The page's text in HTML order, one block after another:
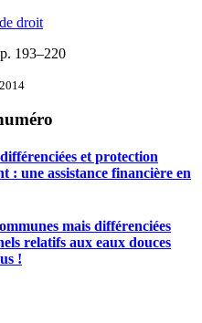
droit
193–220
et protection
: une assistance financière en
mais différenciées
relatifs aux eaux douces
!